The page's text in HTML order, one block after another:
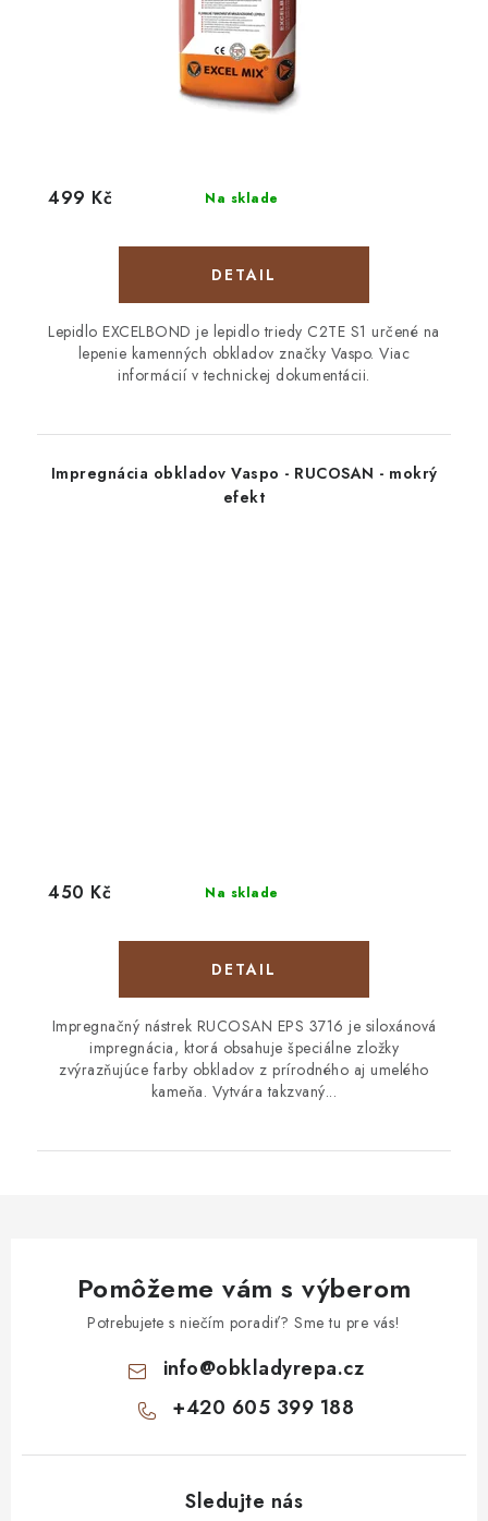
Na sklade
499 Kč
DETAIL
Lepidlo EXCELBOND je lepidlo triedy C2TE S1 určené na
lepenie kamenných obkladov značky Vaspo. Viac
informácií v technickej dokumentácii.
Impregnácia obkladov Vaspo - RUCOSAN - mokrý
efekt
Na sklade
450 Kč
DETAIL
Impregnačný nástrek RUCOSAN EPS 3716 je siloxánová
impregnácia, ktorá obsahuje špeciálne zložky
zvýrazňujúce farby obkladov z prírodného aj umelého
kameňa. Vytvára takzvaný...
Pomôžeme vám s výberom
Potrebujete s niečím poradiť? Sme tu pre vás!
info@obkladyrepa.cz
+420 605 399 188